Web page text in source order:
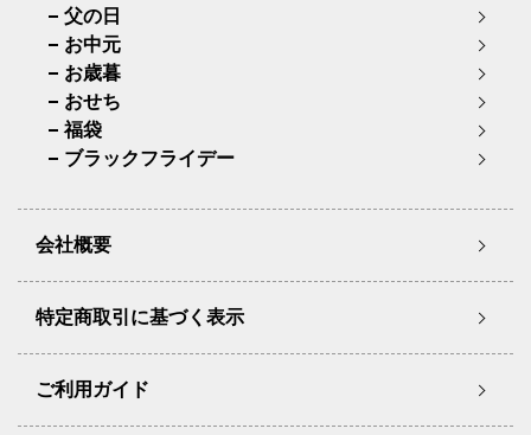
父の日
お中元
お歳暮
おせち
福袋
ブラックフライデー
会社概要
特定商取引に基づく表示
ご利用ガイド